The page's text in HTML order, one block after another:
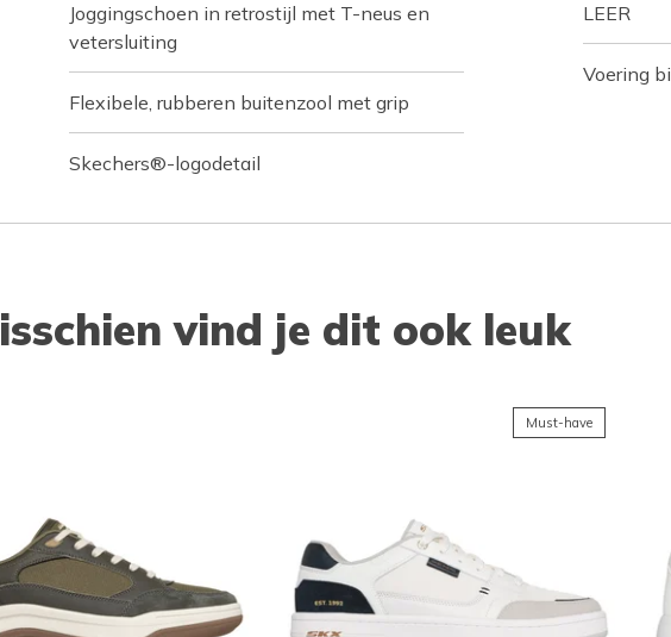
Joggingschoen in retrostijl met T-neus en
vetersluiting
Flexibele, rubberen buitenzool met grip
Skechers®-logodetail
LEER
Voering
vind je dit ook leuk
Must-have